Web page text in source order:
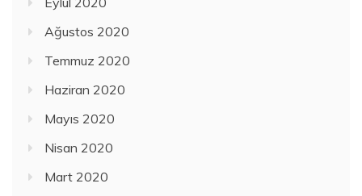
Ağustos 2020
Temmuz 2020
Haziran 2020
Mayıs 2020
Nisan 2020
Mart 2020